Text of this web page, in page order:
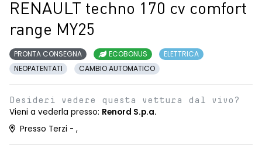
RENAULT techno 170 cv comfort
range MY25
PRONTA CONSEGNA ECOBONUS
ELETTRICA
NEOPATENTATI
CAMBIO AUTOMATICO
Desideri vedere questa vettura dal vivo?
Vieni a vederla presso: Renord S.p.a.
Presso Terzi - ,